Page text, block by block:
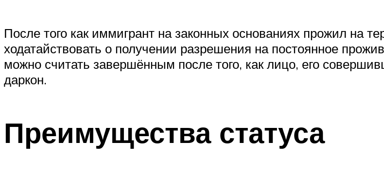
После того как иммигрант на законных основаниях прожил на
ходатайствовать о получении разрешения на постоянное
можно считать завершённым после того, как лицо, его
даркон.
Преимущества статуса